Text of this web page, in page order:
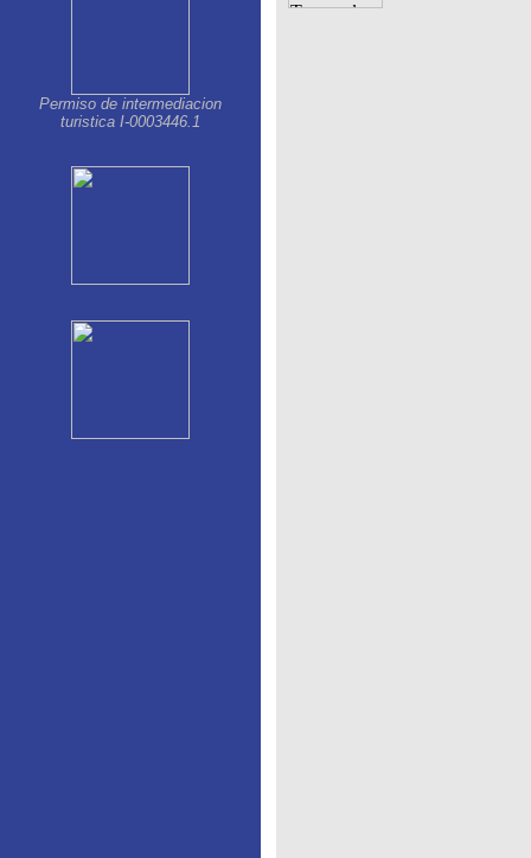
Permiso de intermediacion
turistica I-0003446.1